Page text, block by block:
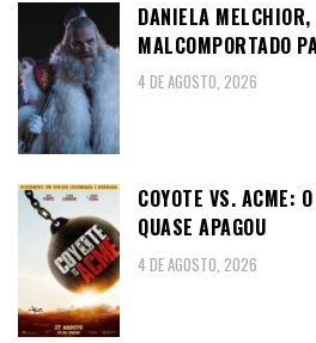
DANIELA
MALCOMPORTADO
4 DE AGOSTO, 2026
COYOTE VS. ACME:
QUASE APAGOU
4 DE AGOSTO, 2026